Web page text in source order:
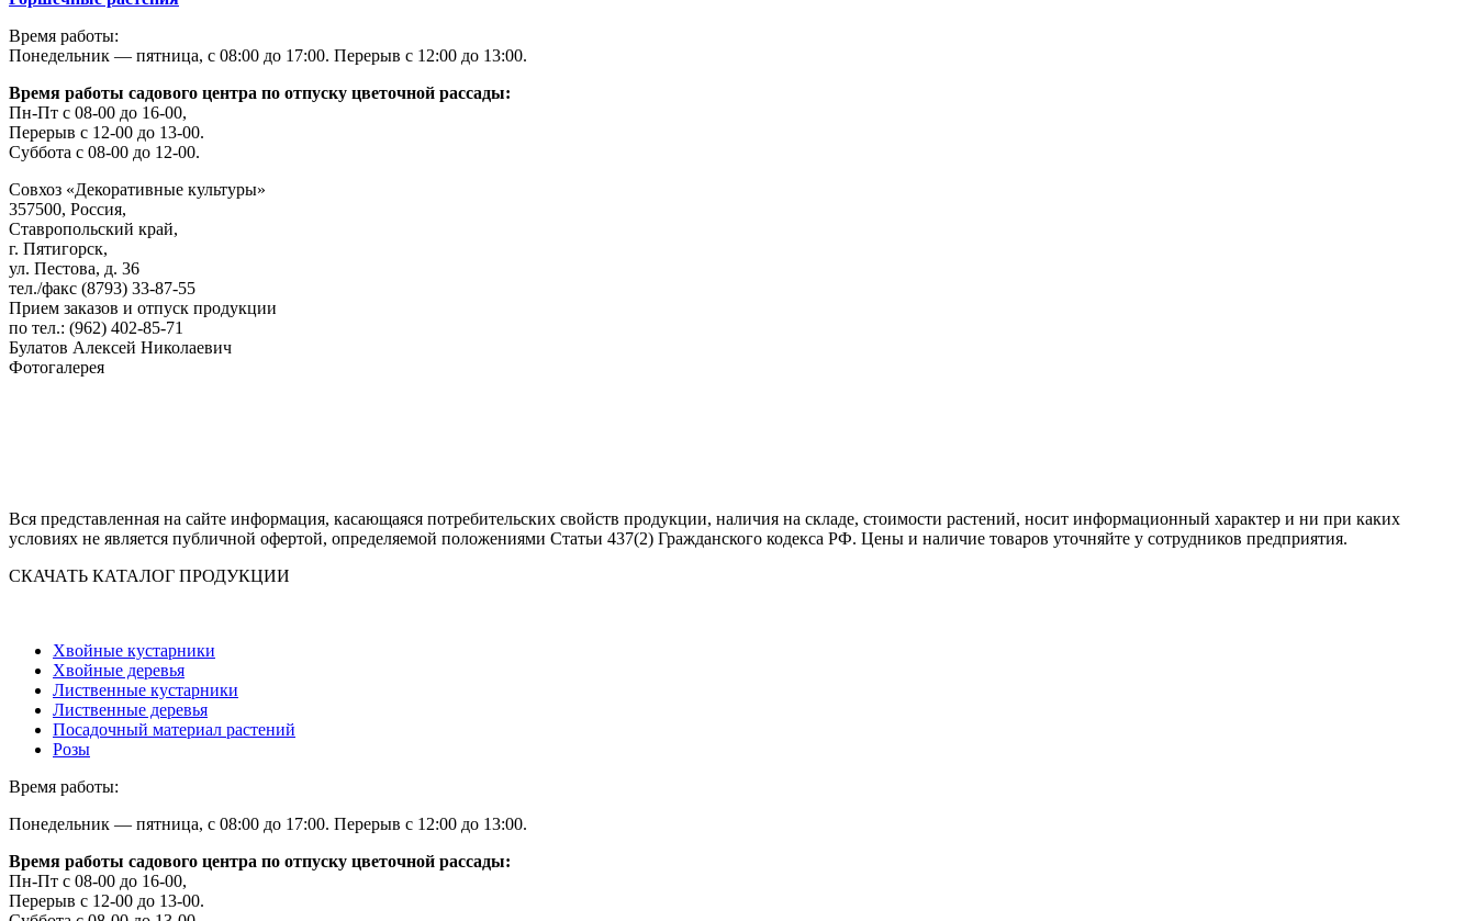
Время работы:
Понедельник — пятница, с 08:00 до 17:00. Перерыв с 12:00 до 13:00.
Время работы садового центра по отпуску цветочной рассады:
Пн-Пт с 08-00 до 16-00,
Перерыв с 12-00 до 13-00.
Суббота с 08-00 до 12-00.
Совхоз «Декоративные культуры»
357500, Россия,
Ставропольский край,
г. Пятигорск,
ул. Пестова, д. 36
тел./факс (8793) 33-87-55
Прием заказов и отпуск продукции
по тел.: (962) 402-85-71
Булатов Алексей Николаевич
Фотогалерея
Вся представленная на сайте информация, касающаяся потребительских свойств продукции, наличия на складе, стоимости растений, носит информационный характер и ни при каких
условиях не является публичной офертой, определяемой положениями Статьи 437(2) Гражданского кодекса РФ. Цены и наличие товаров уточняйте у сотрудников предприятия.
СКАЧАТЬ КАТАЛОГ ПРОДУКЦИИ
Хвойные кустарники
Хвойные деревья
Лиственные кустарники
Лиственные деревья
Посадочный материал растений
Розы
Время работы:
Понедельник — пятница, с 08:00 до 17:00. Перерыв с 12:00 до 13:00.
Время работы садового центра по отпуску цветочной рассады:
Пн-Пт с 08-00 до 16-00,
Перерыв с 12-00 до 13-00.